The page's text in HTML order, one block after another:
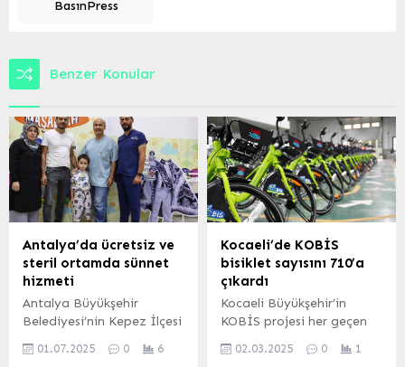
BasınPress
Benzer Konular
Antalya’da ücretsiz ve
steril ortamda sünnet
hizmeti
Antalya Büyükşehir
Belediyesi’nin Kepez İlçesi
modern sağlık merkezinde
01.07.2025 0 6
Kocaeli’de KOBİS
bisiklet sayısını 710’a
çıkardı
Kocaeli Büyükşehir’in
KOBİS projesi her geçen
daha çok vatandaşa
02.03.2025 0 1